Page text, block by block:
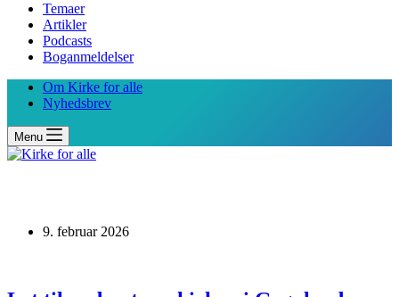
Temaer
Artikler
Podcasts
Boganmeldelser
Om Kirke for alle
Nyhedsbrev
Menu
9. februar 2026